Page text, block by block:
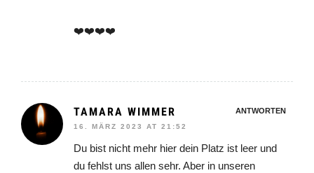
❤️❤️❤️❤️
TAMARA WIMMER
16. MÄRZ 2023 AT 21:52
ANTWORTEN
Du bist nicht mehr hier dein Platz ist leer und
du fehlst uns allen sehr. Aber in unseren